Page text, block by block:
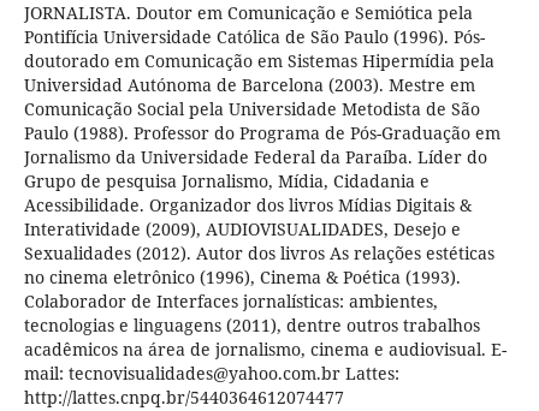
JORNALISTA. Doutor em Comunicação e Semiótica pela
Pontifícia Universidade Católica de São Paulo (1996). Pós-
doutorado em Comunicação em Sistemas Hipermídia pela
Universidad Autónoma de Barcelona (2003). Mestre em
Comunicação Social pela Universidade Metodista de São
Paulo (1988). Professor do Programa de Pós-Graduação em
Jornalismo da Universidade Federal da Paraíba. Líder do
Grupo de pesquisa Jornalismo, Mídia, Cidadania e
Acessibilidade. Organizador dos livros Mídias Digitais &
Interatividade (2009), AUDIOVISUALIDADES, Desejo e
Sexualidades (2012). Autor dos livros As relações estéticas
no cinema eletrônico (1996), Cinema & Poética (1993).
Colaborador de Interfaces jornalísticas: ambientes,
tecnologias e linguagens (2011), dentre outros trabalhos
acadêmicos na área de jornalismo, cinema e audiovisual. E-
mail: tecnovisualidades@yahoo.com.br Lattes:
http://lattes.cnpq.br/5440364612074477